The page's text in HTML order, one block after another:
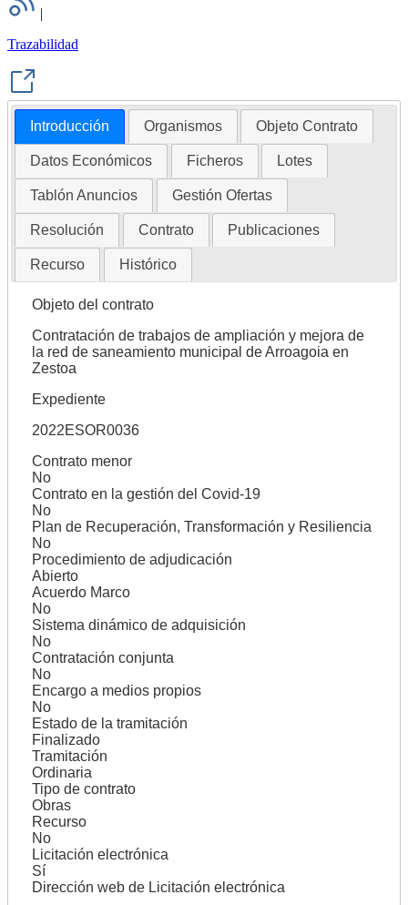
|
Trazabilidad
Introducción Organismos Objeto Contrato
Datos Económicos Ficheros Lotes
Tablón Anuncios Gestión Ofertas
Resolución Contrato Publicaciones
Recurso Histórico
Objeto del contrato
Contratación de trabajos de ampliación y mejora de
la red de saneamiento municipal de Arroagoia en
Zestoa
Expediente
2022ESOR0036
Contrato menor
No
Contrato en la gestión del Covid-19
No
Plan de Recuperación, Transformación y Resiliencia
No
Procedimiento de adjudicación
Abierto
Acuerdo Marco
No
Sistema dinámico de adquisición
No
Contratación conjunta
No
Encargo a medios propios
No
Estado de la tramitación
Finalizado
Tramitación
Ordinaria
Tipo de contrato
Obras
Recurso
No
Licitación electrónica
Sí
Dirección web de Licitación electrónica